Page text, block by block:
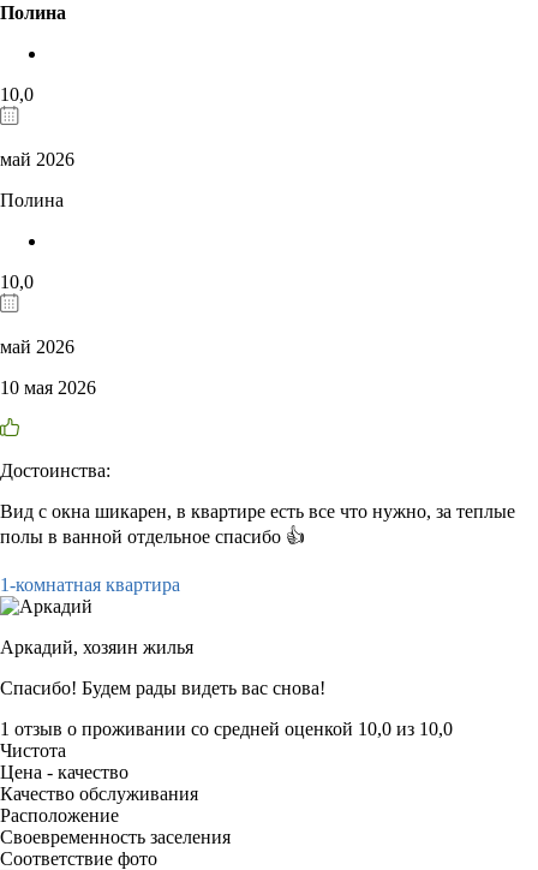
Полина
10,0
май 2026
Полина
10,0
май 2026
10 мая 2026
Достоинства:
Вид с окна шикарен, в квартире есть все что нужно, за теплые
полы в ванной отдельное спасибо 👍
1-комнатная квартира
Аркадий, хозяин жилья
Спасибо! Будем рады видеть вас снова!
1 отзыв о проживании со средней оценкой 10,0 из 10,0
Чистота
Цена - качество
Качество обслуживания
Расположение
Своевременность заселения
Соответствие фото